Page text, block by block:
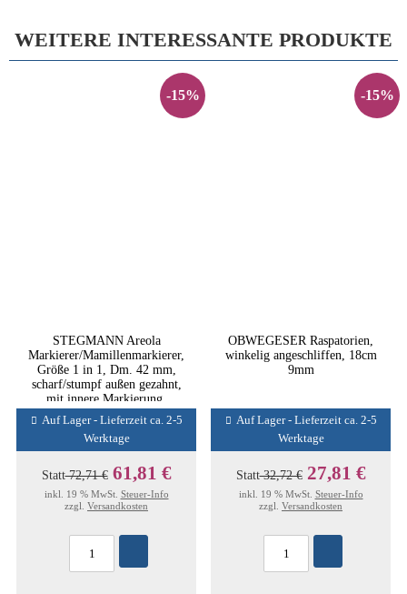
WEITERE INTERESSANTE PRODUKTE
-15%
STEGMANN Areola
Markierer/Mamillenmarkierer,
Größe 1 in 1, Dm. 42 mm,
scharf/stumpf außen gezahnt,
mit innere Markierung,
Edelstahl
Auf Lager - Lieferzeit ca. 2-5
Werktage
Statt72,71 € 61,81 €
inkl. 19 % MwSt. Steuer-Info
zzgl. Versandkosten
-15%
OBWEGESER Raspatorien,
winkelig angeschliffen, 18cm
9mm
Auf Lager - Lieferzeit ca. 2-5
Werktage
Statt32,72 € 27,81 €
inkl. 19 % MwSt. Steuer-Info
zzgl. Versandkosten